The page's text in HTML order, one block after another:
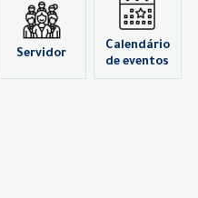
Servidor
Calendário
de eventos